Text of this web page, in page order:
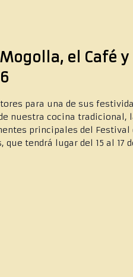
el Café
para una de sus
nuestra cocina tradicional,
principales del Festival
tendrá lugar del 15 al 17